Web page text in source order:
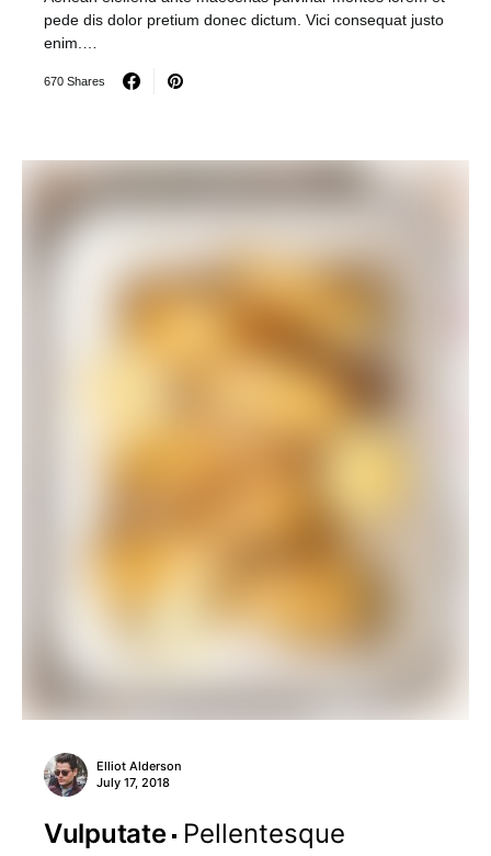
pede dis dolor pretium donec dictum. Vici consequat justo
enim.…
670 Shares
Elliot Alderson
July 17, 2018
Vulputate
Pellentesque